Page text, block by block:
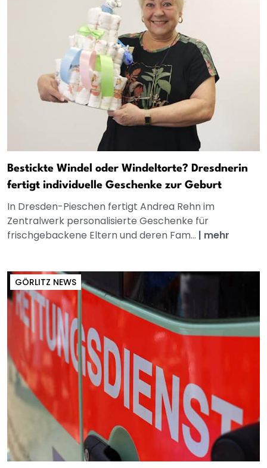
Bestickte Windel oder Windeltorte? Dresdnerin
fertigt individuelle Geschenke zur Geburt
In Dresden-Pieschen fertigt Andrea Rehn im
Zentralwerk personalisierte Geschenke für
frischgebackene Eltern und deren Fam... | mehr
GÖRLITZ NEWS